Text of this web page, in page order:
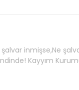
inmişse,Ne
Kayyım